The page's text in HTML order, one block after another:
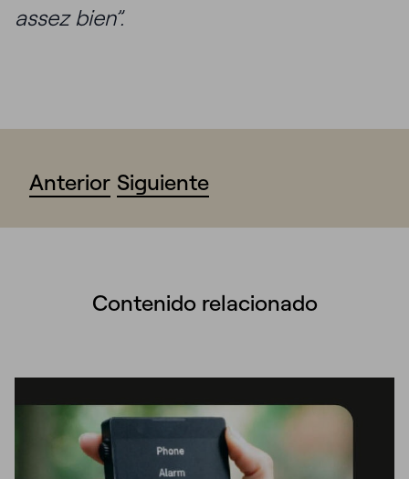
assez bien”.
Anterior Siguiente
Contenido relacionado